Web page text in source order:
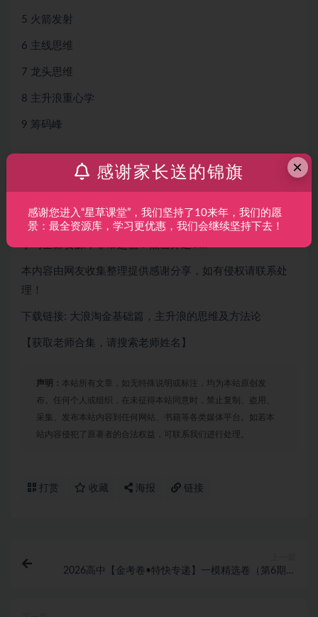
5 火箭发射
6 主线思维
7 龙头思维
8 主升浪重心学
9 筹码峰
惠学吧：分享幼小衔接,亲子教育,中小学学习,高中高考,考公
推荐：只需充值开通（终身VIP会员）就可以终身免费下载
学习全部资源，非常超值！点击开通VIIP
本内容由网友收集整理提供感谢分享，如有侵权请联系处
理！
下载链接: 大浪淘金基础篇，主升浪的思维及方法论
【获取老师合集，请搜索老师姓名】
声明： 本站所有文章，如无特殊说明或标注，均为本站原创发
布。任何个人或组织，在未征得本站同意时，禁止复制、盗用、
采集、发布本站内容到任何网站、书籍等各类媒体平台。如若本
站内容侵犯了原著者的合法权益，可联系我们进行处理。
打赏 收藏 海报 链接
2026高中【金考卷•特快专递】一模精选卷（第6期）
×
感谢家长送的锦旗
感谢您进入“星草课堂”，我们坚持了10来年，我们的愿
景：最全资源库，学习更优惠，我们会继续坚持下去！